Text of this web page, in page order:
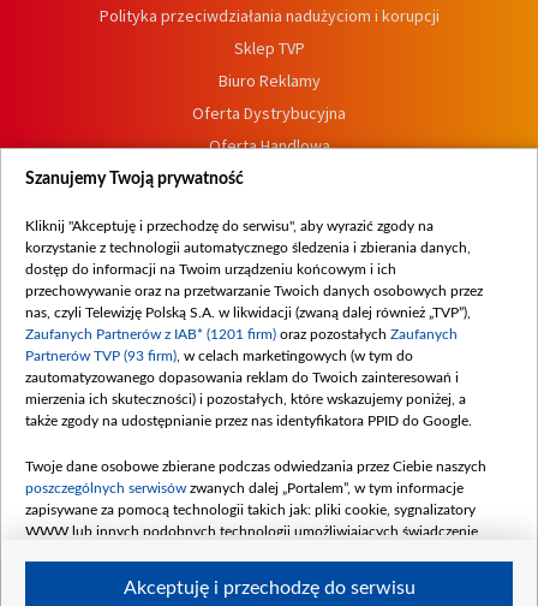
Polityka przeciwdziałania nadużyciom i korupcji
Sklep TVP
Biuro Reklamy
Oferta Dystrybucyjna
Oferta Handlowa
Dostępność
Procedura zgłoszeń wewnętrznych
Szanujemy Twoją prywatność
Kliknij "Akceptuję i przechodzę do serwisu", aby wyrazić zgody na
korzystanie z technologii automatycznego śledzenia i zbierania danych,
dostęp do informacji na Twoim urządzeniu końcowym i ich
przechowywanie oraz na przetwarzanie Twoich danych osobowych przez
nas, czyli Telewizję Polską S.A. w likwidacji (zwaną dalej również „TVP”),
Zaufanych Partnerów z IAB* (1201 firm) oraz pozostałych Zaufanych
Partnerów TVP (93 firm) , w celach marketingowych (w tym do
zautomatyzowanego dopasowania reklam do Twoich zainteresowań i
mierzenia ich skuteczności) i pozostałych, które wskazujemy poniżej, a
także zgody na udostępnianie przez nas identyfikatora PPID do Google.
Twoje dane osobowe zbierane podczas odwiedzania przez Ciebie naszych
poszczególnych serwisów zwanych dalej „Portalem”, w tym informacje
zapisywane za pomocą technologii takich jak: pliki cookie, sygnalizatory
WWW lub innych podobnych technologii umożliwiających świadczenie
Akceptuję i przechodzę do serwisu